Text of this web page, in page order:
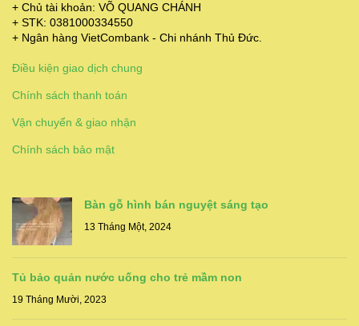
+ Chủ tài khoản: VÕ QUANG CHÁNH
+ STK: 0381000334550
+ Ngân hàng VietCombank - Chi nhánh Thủ Đức.
Điều kiện giao dịch chung
Chính sách thanh toán
Vận chuyển & giao nhận
Chính sách bảo mật
Bàn gỗ hình bán nguyệt sáng tạo
13 Tháng Một, 2024
Tủ bảo quản nước uống cho trẻ mầm non
19 Tháng Mười, 2023